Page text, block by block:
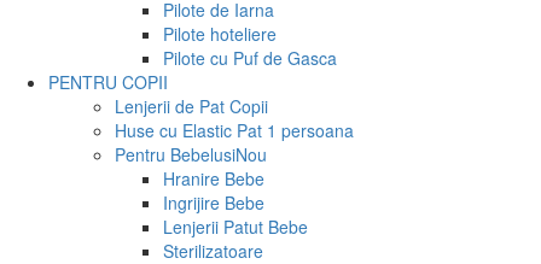
Pilote de Iarna
Pilote hoteliere
Pilote cu Puf de Gasca
PENTRU COPII
Lenjerii de Pat Copii
Huse cu Elastic Pat 1 persoana
Pentru BebelusiNou
Hranire Bebe
Ingrijire Bebe
Lenjerii Patut Bebe
Sterilizatoare